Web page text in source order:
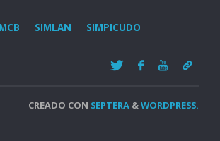
SIMLAN
SIMPICUDO
CREADO CON SEPTERA &WORDPRESS.